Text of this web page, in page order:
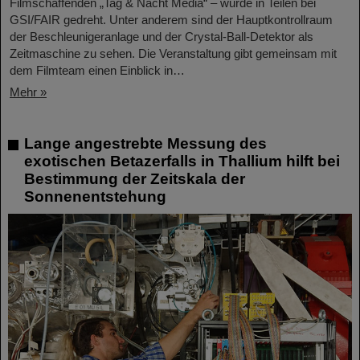
Filmschaffenden „Tag & Nacht Media“ – wurde in Teilen bei
GSI/FAIR gedreht. Unter anderem sind der Hauptkontrollraum
der Beschleunigeranlage und der Crystal-Ball-Detektor als
Zeitmaschine zu sehen. Die Veranstaltung gibt gemeinsam mit
dem Filmteam einen Einblick in…
Mehr »
Lange angestrebte Messung des
exotischen Betazerfalls in Thallium hilft bei
Bestimmung der Zeitskala der
Sonnenentstehung